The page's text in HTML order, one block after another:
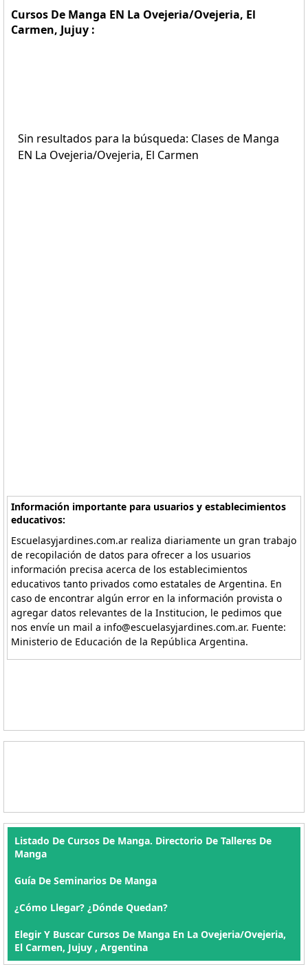
Cursos De Manga EN La Ovejeria/Ovejeria, El
Carmen, Jujuy :
Sin resultados para la búsqueda: Clases de Manga
EN La Ovejeria/Ovejeria, El Carmen
Información importante para usuarios y establecimientos
educativos:
Escuelasyjardines.com.ar realiza diariamente un gran trabajo
de recopilación de datos para ofrecer a los usuarios
información precisa acerca de los establecimientos
educativos tanto privados como estatales de Argentina. En
caso de encontrar algún error en la información provista o
agregar datos relevantes de la Institucion, le pedimos que
nos envíe un mail a info@escuelasyjardines.com.ar. Fuente:
Ministerio de Educación de la República Argentina.
Listado De Cursos De Manga. Directorio De Talleres De
Manga
Guía De Seminarios De Manga
¿Cómo Llegar? ¿Dónde Quedan?
Elegir Y Buscar Cursos De Manga En La Ovejeria/Ovejeria,
El Carmen, Jujuy , Argentina